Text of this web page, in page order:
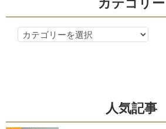
カテゴリー
カ
人気記事